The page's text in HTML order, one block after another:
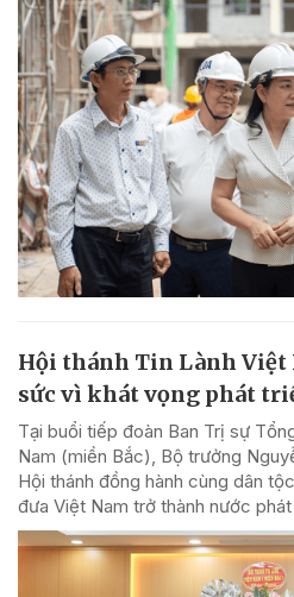
Hội thánh Tin Lành Việt
sức vì khát vọng phát
Tại buổi tiếp đoàn Ban Trị sự
Nam (miền Bắc), Bộ trưởng
Hội thánh đồng hành cùng dân
đưa Việt Nam trở thành nước